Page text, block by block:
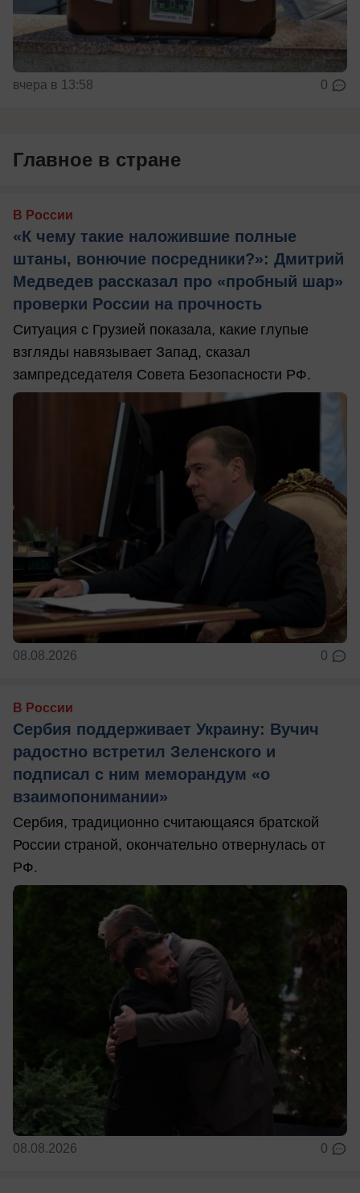
вчера в 13:58 0
Главное в стране
В России
«К чему такие наложившие полные
штаны, вонючие посредники?»: Дмитрий
Медведев рассказал про «пробный шар»
проверки России на прочность
Ситуация с Грузией показала, какие глупые
взгляды навязывает Запад, сказал
зампредседателя Совета Безопасности РФ.
08.08.2026 0
В России
Сербия поддерживает Украину: Вучич
радостно встретил Зеленского и
подписал с ним меморандум «о
взаимопонимании»
Сербия, традиционно считающаяся братской
России страной, окончательно отвернулась от
РФ.
08.08.2026 0